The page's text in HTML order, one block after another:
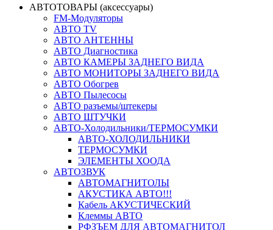
АВТОТОВАРЫ (аксессуары)
FM-Модуляторы
АВТО TV
АВТО АНТЕННЫ
АВТО Диагностика
АВТО КАМЕРЫ ЗАДНЕГО ВИДА
АВТО МОНИТОРЫ ЗАДНЕГО ВИДА
АВТО Обогрев
АВТО Пылесосы
АВТО разъемы/штекеры
АВТО ШТУЧКИ
АВТО-Холодильники/ТЕРМОСУМКИ
АВТО-ХОЛОДИЛЬНИКИ
ТЕРМОСУМКИ
ЭЛЕМЕНТЫ ХООДА
АВТОЗВУК
АВТОМАГНИТОЛЫ
АКУСТИКА АВТО!!!
Кабель АКУСТИЧЕСКИЙ
Клеммы АВТО
РФЗЪЕМ ДЛЯ АВТОМАГНИТОЛ